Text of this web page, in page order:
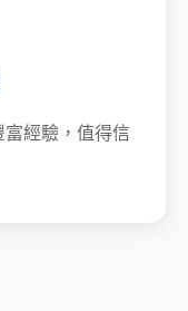
經驗，值得信